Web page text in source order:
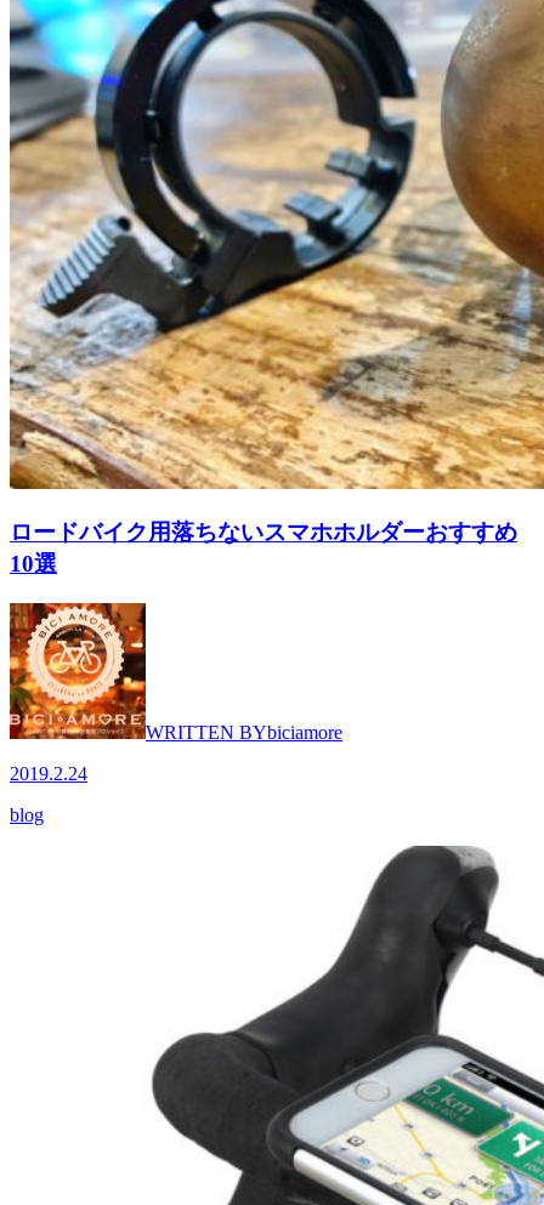
ロードバイク用落ちないスマホホルダーおすすめ
10選
WRITTEN BYbiciamore
2019.2.24
blog